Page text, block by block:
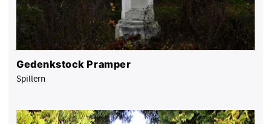
Gedenkstock Pramper
Spillern